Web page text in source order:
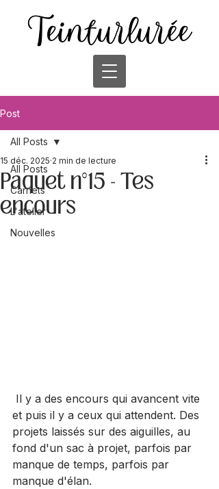
Post
All Posts
Carnets
L'atelier
Nouvelles
All Posts
Paquet n°15 - Tes
encours
15 déc. 2025 2 min de lecture
et puis il y a ceux qui attendent. Des
projets laissés sur des aiguilles, au
fond d'un sac à projet, parfois par
manque de temps, parfois par
manque d'élan.